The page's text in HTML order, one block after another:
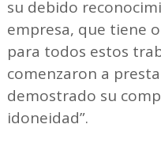
su debido
empresa, que tiene
para todos estos
comenzaron a
demostrado su
idoneidad”.